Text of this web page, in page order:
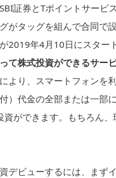
証券とTポイントサービ
がタッグを組んで合同で
2019年4月10日にスター
て株式投資ができるサー
より、スマートフォンを
）代金の全部または一部
資ができます。もちろん
デビューするには、まず